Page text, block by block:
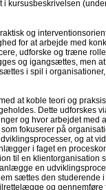
i kursusbeskrivelsen
og
for at arbejde med
udforske og træne
og igangsættes, men
i spil i
at koble teori og
Dette udforskes
og hvor arbejdet med
fokuserer på
og at
i faget en
til en klientorganisation
en
sættes den studerende
og gennemføre